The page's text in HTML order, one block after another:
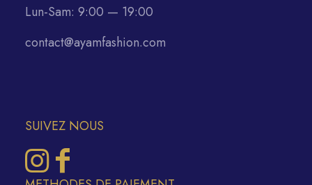
Lun-Sam: 9:00 — 19:00
contact@ayamfashion.com
SUIVEZ NOUS